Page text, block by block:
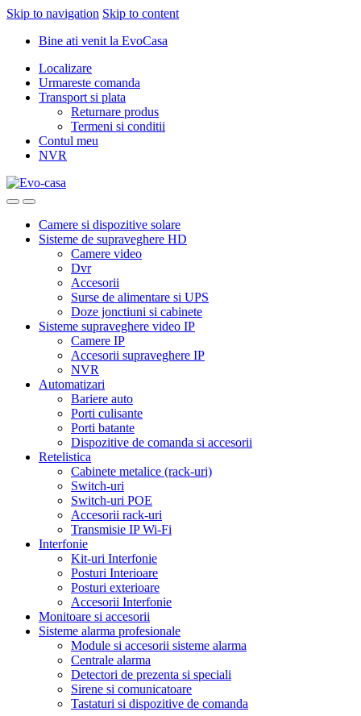
Skip to navigation Skip to content
Bine ati venit la EvoCasa
Localizare
Urmareste comanda
Transport si plata
Returnare produs
Termeni si conditii
Contul meu
NVR
Camere si dispozitive solare
Sisteme de supraveghere HD
Camere video
Dvr
Accesorii
Surse de alimentare si UPS
Doze jonctiuni si cabinete
Sisteme supraveghere video IP
Camere IP
Accesorii supraveghere IP
NVR
Automatizari
Bariere auto
Porti culisante
Porti batante
Dispozitive de comanda si accesorii
Retelistica
Cabinete metalice (rack-uri)
Switch-uri
Switch-uri POE
Accesorii rack-uri
Transmisie IP Wi-Fi
Interfonie
Kit-uri Interfonie
Posturi Interioare
Posturi exterioare
Accesorii Interfonie
Monitoare si accesorii
Sisteme alarma profesionale
Module si accesorii sisteme alarma
Centrale alarma
Detectori de prezenta si speciali
Sirene si comunicatoare
Tastaturi si dispozitive de comanda